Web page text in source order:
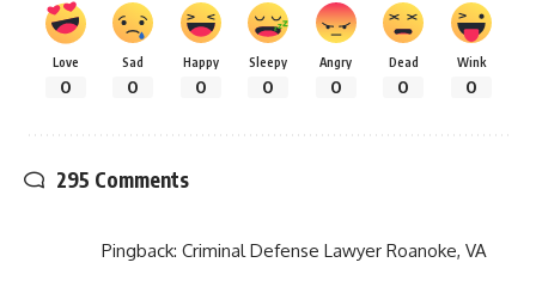
Love
0
Sad
0
Happy
0
Sleepy
0
Angry
0
Dead
0
Wink
0
295 Comments
Pingback: Criminal Defense Lawyer Roanoke, VA